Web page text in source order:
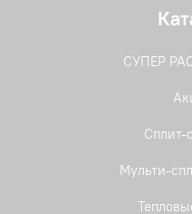
СУПЕР
Сплит-
Мульти-